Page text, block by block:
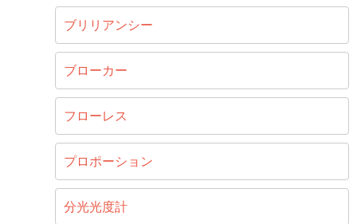
ブリリアンシー
ブローカー
フローレス
プロポーション
分光光度計